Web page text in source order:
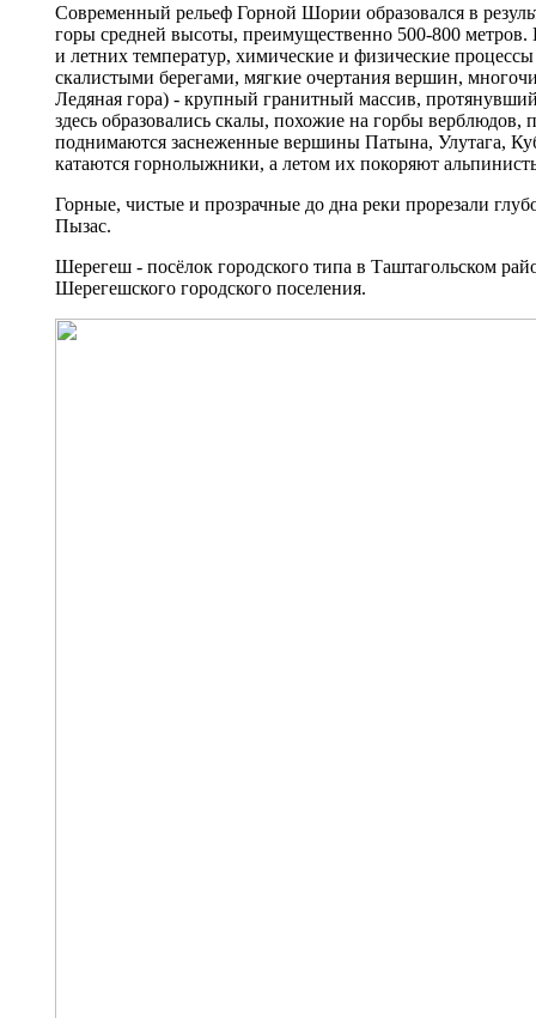
Современный рельеф Горной Шории образовался в
горы средней высоты, преимущественно 500-800
и летних температур, химические и физические
скалистыми берегами, мягкие очертания вершин,
Ледяная гора) - крупный гранитный массив,
здесь образовались скалы, похожие на горбы
поднимаются заснеженные вершины Патына, Улутага,
катаются горнолыжники, а летом их покоряют
Горные, чистые и прозрачные до дна реки прорезали
Пызас.
Шерегеш - посёлок городского типа в Таштагольском
Шерегешского городского поселения.